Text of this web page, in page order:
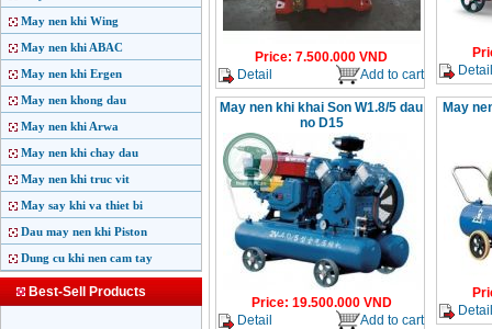
May nen khi Wing
May nen khi ABAC
May nen khi Ergen
May nen khong dau
May nen khi Arwa
May nen khi chay dau
May nen khi truc vit
May say khi va thiet bi
Dau may nen khi Piston
Dung cu khi nen cam tay
Best-Sell Products
Price: 7.500.000 VND
Detail
Add to cart
Detail
May nen khi khai Son W1.8/5 dau
no D15
Price: 19.500.000VND
Detail
Add to cart
May
Detail